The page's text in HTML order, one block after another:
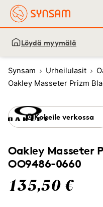
Löydä myymälä
Synsam Urheilulasit
Oakley Masseter Prizm
Oakley Masseter
OO9486-0660
135,50 €
Kokeile verkossa